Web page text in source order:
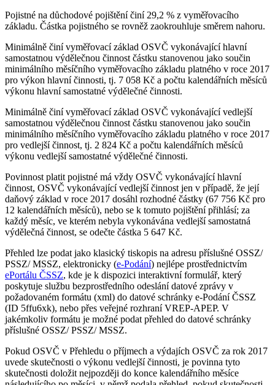
Pojistné na důchodové pojištění činí 29,2 % z vyměřovacího
základu. Částka pojistného se rovněž zaokrouhluje směrem nahoru.
Minimálně činí vyměřovací základ OSVČ vykonávající hlavní
samostatnou výdělečnou činnost částku stanovenou jako součin
minimálního měsíčního vyměřovacího základu platného v roce 2017
pro výkon hlavní činnosti, tj. 7 058 Kč a počtu kalendářních měsíců
výkonu hlavní samostatné výdělečné činnosti.
Minimálně činí vyměřovací základ OSVČ vykonávající vedlejší
samostatnou výdělečnou činnost částku stanovenou jako součin
minimálního měsíčního vyměřovacího základu platného v roce 2017
pro vedlejší činnost, tj. 2 824 Kč a počtu kalendářních měsíců
výkonu vedlejší samostatné výdělečné činnosti.
Povinnost platit pojistné má vždy OSVČ vykonávající hlavní
činnost, OSVČ vykonávající vedlejší činnost jen v případě, že její
daňový základ v roce 2017 dosáhl rozhodné částky (67 756 Kč pro
12 kalendářních měsíců), nebo se k tomuto pojištění přihlásí; za
každý měsíc, ve kterém nebyla vykonávána vedlejší samostatná
výdělečná činnost, se odečte částka 5 647 Kč.
Přehled lze podat jako klasický tiskopis na adresu příslušné OSSZ/
PSSZ/ MSSZ, elektronicky (e-Podání) nejlépe prostřednictvím
ePortálu ČSSZ, kde je k dispozici interaktivní formulář, který
poskytuje službu bezprostředního odeslání datové zprávy v
požadovaném formátu (xml) do datové schránky e-Podání ČSSZ
(ID 5ffu6xk), nebo přes veřejné rozhraní VREP-APEP. V
jakémkoliv formátu je možné podat přehled do datové schránky
příslušné OSSZ/ PSSZ/ MSSZ.
Pokud OSVČ v Přehledu o příjmech a výdajích OSVČ za rok 2017
uvede skutečnosti o výkonu vedlejší činnosti, je povinna tyto
skutečnosti doložit nejpozději do konce kalendářního měsíce